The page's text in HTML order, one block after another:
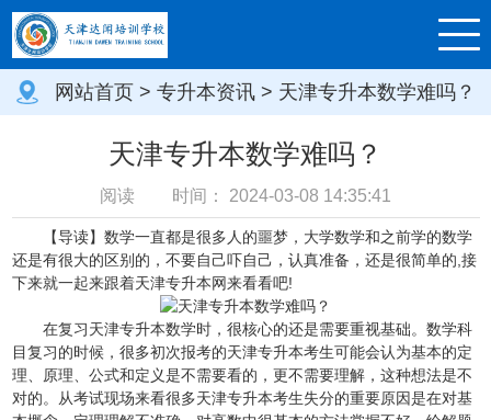
网站首页 > 专升本资讯 > 天津专升本数学难吗？
天津专升本数学难吗？
阅读 时间： 2024-03-08 14:35:41
【导读】数学一直都是很多人的噩梦，大学数学和之前学的数学
还是有很大的区别的，不要自己吓自己，认真准备，还是很简单的,接
下来就一起来跟着天津专升本网来看看吧!
在复习天津专升本数学时，很核心的还是需要重视基础。数学科
目复习的时候，很多初次报考的天津专升本考生可能会认为基本的定
理、原理、公式和定义是不需要看的，更不需要理解，这种想法是不
对的。从考试现场来看很多天津专升本考生失分的重要原因是在对基